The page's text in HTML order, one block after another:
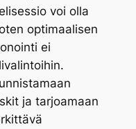
voi olla
optimaalisen
ei
ja tarjoamaan